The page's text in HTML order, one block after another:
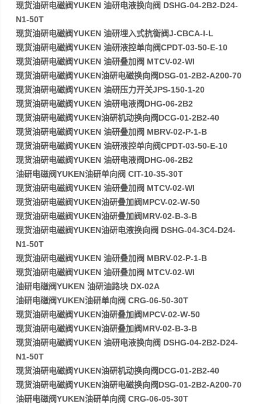
现货油研电磁阀YUKEN 油研电液换向阀 DSHG-04-2B2-D24-
N1-50T
现货油研电磁阀YUKEN 油研埋入式抗衡阀J-CBCA-I-L
现货油研电磁阀YUKEN 油研液控单向阀CPDT-03-50-E-10
现货油研电磁阀YUKEN 油研叠加阀 MTCV-02-WI
现货油研电磁阀YUKEN油研电磁换向阀DSG-01-2B2-A200-70
现货油研电磁阀YUKEN 油研压力开关JPS-150-1-20
现货油研电磁阀YUKEN 油研电液阀DHG-06-2B2
现货油研电磁阀YUKEN油研机动换向阀DCG-01-2B2-40
现货油研电磁阀YUKEN 油研叠加阀 MBRV-02-P-1-B
现货油研电磁阀YUKEN 油研液控单向阀CPDT-03-50-E-10
现货油研电磁阀YUKEN 油研电液阀DHG-06-2B2
油研电磁阀YUKEN油研单向阀 CIT-10-35-30T
现货油研电磁阀YUKEN 油研叠加阀 MTCV-02-WI
现货油研电磁阀YUKEN油研叠加阀MPCV-02-W-50
现货油研电磁阀YUKEN油研叠加阀MRV-02-B-3-B
现货油研电磁阀YUKEN油研电液换向阀 DSHG-04-3C4-D24-
N1-50T
现货油研电磁阀YUKEN 油研叠加阀 MBRV-02-P-1-B
现货油研电磁阀YUKEN 油研叠加阀 MTCV-02-WI
油研电磁阀YUKEN 油研油路块 DX-02A
油研电磁阀YUKEN油研单向阀 CRG-06-50-30T
现货油研电磁阀YUKEN油研叠加阀MPCV-02-W-50
现货油研电磁阀YUKEN油研叠加阀MRV-02-B-3-B
现货油研电磁阀YUKEN 油研电液换向阀 DSHG-04-2B2-D24-
N1-50T
现货油研电磁阀YUKEN油研机动换向阀DCG-01-2B2-40
现货油研电磁阀YUKEN油研电磁换向阀DSG-01-2B2-A200-70
油研电磁阀YUKEN油研单向阀 CRG-06-05-30T